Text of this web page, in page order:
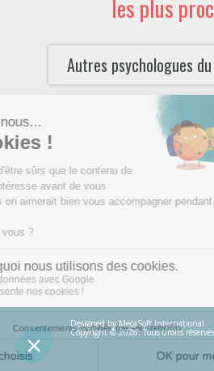
les plus
Autres psychologues
Designed by MecaSoft International
Copyright © 2026. Tous droits réservés